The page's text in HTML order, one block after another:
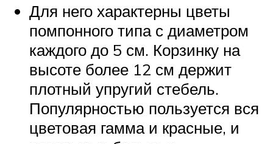
Для него характерны цветы
помпонного типа с диаметром
каждого до 5 см. Корзинку на
высоте более 12 см держит
плотный упругий стебель.
Популярностью пользуется вся
цветовая гамма и красные, и